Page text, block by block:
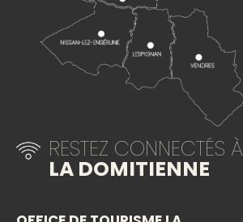
RESTEZ CONNECTÉS À
LA DOMITIENNE